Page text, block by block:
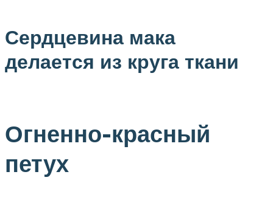
Сердцевина мака
делается из круга ткани
Огненно-красный
петух